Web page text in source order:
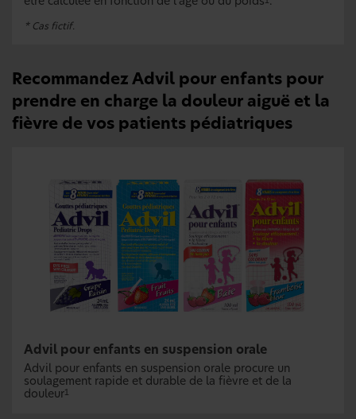
* Cas fictif.
Recommandez Advil pour enfants pour
prendre en charge la douleur aiguë et la
fièvre de vos patients pédiatriques
Advil pour enfants en suspension orale
Advil pour enfants en suspension orale procure un
soulagement rapide et durable de la fièvre et de la
douleur1